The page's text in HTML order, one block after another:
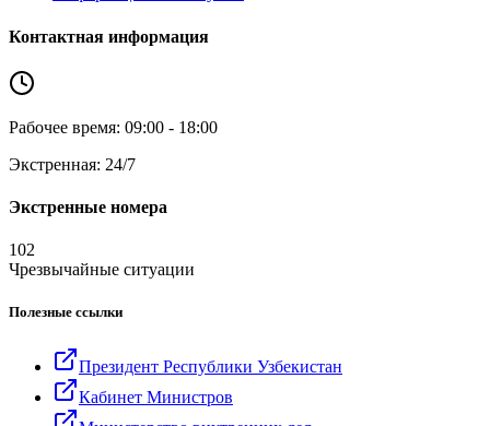
Контактная информация
Рабочее время: 09:00 - 18:00
Экстренная: 24/7
Экстренные номера
102
Чрезвычайные ситуации
Полезные ссылки
Президент Республики Узбекистан
Кабинет Министров